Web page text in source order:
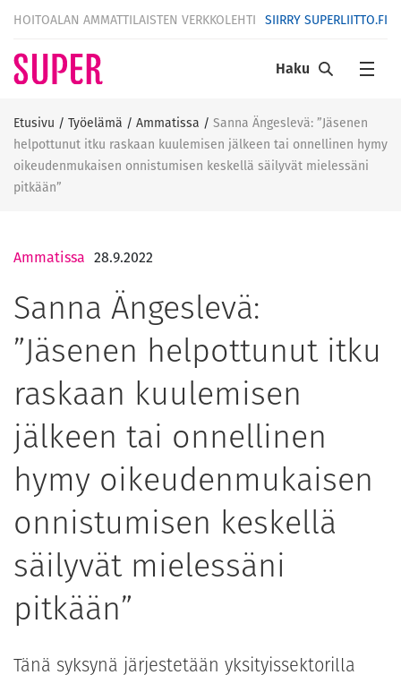
HOITOALAN AMMATTILAISTEN VERKKOLEHTI SIIRRY SUPERLIITTO.FI
Haku
Etusivu / Työelämä / Ammatissa / Sanna Ängeslevä: ”Jäsenen
helpottunut itku raskaan kuulemisen jälkeen tai onnellinen hymy
oikeudenmukaisen onnistumisen keskellä säilyvät mielessäni
pitkään”
Ammatissa 28.9.2022
Sanna Ängeslevä:
”Jäsenen helpottunut itku
raskaan kuulemisen
jälkeen tai onnellinen
hymy oikeudenmukaisen
onnistumisen keskellä
säilyvät mielessäni
pitkään”
Tänä syksynä järjestetään yksityissektorilla